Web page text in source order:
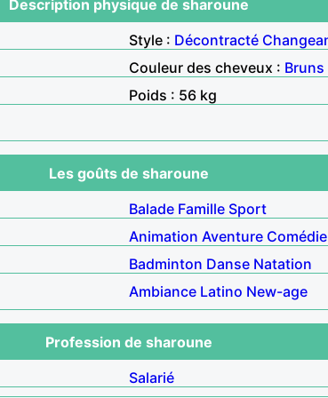
Description physique de sharoune
Style : Décontracté
Couleur des cheveux : Bruns
Poids : 56 kg
Les goûts de sharoune
Balade Famille Sport
Animation Aventure Comédie
Badminton Danse Natation
Ambiance Latino New-age
Profession de sharoune
Salarié